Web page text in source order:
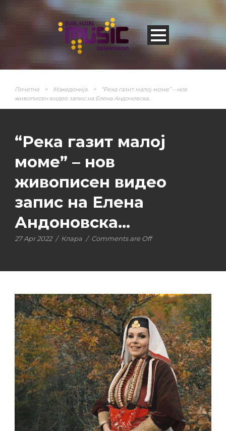
Почетна > Македонија >
“Река газит малој моме” – нов
живописен видео запис на Елена Андоновска…
“Река газит малој
моме” – нов
живописен видео
запис на Елена
Андоновска…
27 Apr 2022 / Клара / Comments are Off